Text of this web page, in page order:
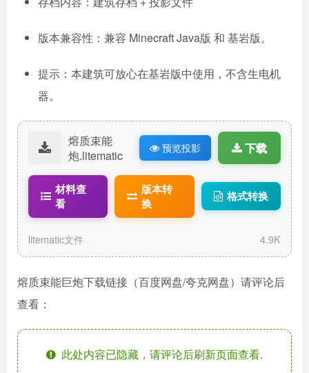
版本兼容性：兼容 Minecraft Java版 和 基岩版。
提示：本建筑可放心在基岩版中使用，不含生电机
器。
熔质束能
炮.litematic
预览投影 下载
材料查
看
版本转
换
格式转换
litematic文件 4.9K
熔质束能巨炮下载链接（百度网盘/夸克网盘）请评论后
查看：
此处内容已隐藏，请评论后刷新页面查看.